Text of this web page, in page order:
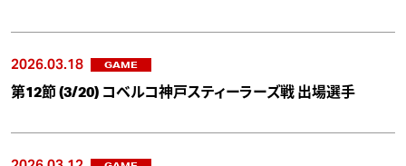
2026.03.18 GAME
第12節 (3/20) コベルコ神戸スティーラーズ戦 出場選手